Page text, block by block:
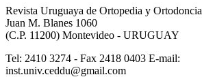
Revista Uruguaya de Ortopedia y Ortodoncia
Juan M. Blanes 1060
(C.P. 11200) Montevideo - URUGUAY
Tel: 2410 3274 - Fax 2418 0403 E-mail:
inst.univ.ceddu@gmail.com